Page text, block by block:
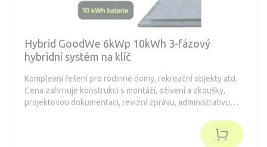
Hybrid GoodWe 6kWp 10kWh 3-fázový
hybridní systém na klíč
Komplexní řešení pro rodinné domy, rekreační objekty atd.
Cena zahrnuje konstrukci s montáží, oživení a zkoušky,
projektovou dokumentaci, revizní zprávu, administrativu